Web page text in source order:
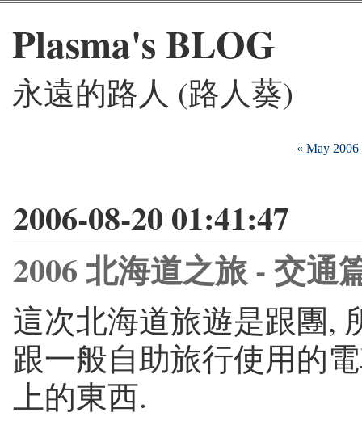
Plasma's BLOG
永遠的路人 (路人葵)
« May 2006
2006-08-20 01:41:47
2006 北海道之旅 - 交通
這次北海道旅遊是跟團,
跟一般自助旅行使用的
上的東西.